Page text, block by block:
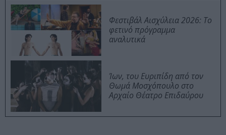
Φεστιβάλ Αισχύλεια 2026: Το
φετινό πρόγραμμα
αναλυτικά
Ίων, του Ευριπίδη από τον
Θωμά Μοσχόπουλο στο
Αρχαίο Θέατρο Επιδαύρου